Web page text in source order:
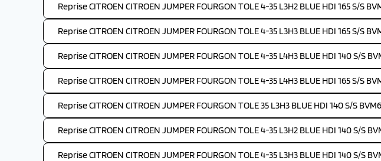
Reprise CITROEN CITROEN JUMPER FOURGON TOLE 4-35 L3H2 BLUE HDI 165 S/S
Reprise CITROEN CITROEN JUMPER FOURGON TOLE 4-35 L3H3 BLUE HDI 165 S/S
Reprise CITROEN CITROEN JUMPER FOURGON TOLE 4-35 L4H3 BLUE HDI 140 S/S
Reprise CITROEN CITROEN JUMPER FOURGON TOLE 4-35 L4H3 BLUE HDI 165 S/S
Reprise CITROEN CITROEN JUMPER FOURGON TOLE 35 L3H3 BLUE HDI 140 S/S BVM6
Reprise CITROEN CITROEN JUMPER FOURGON TOLE 4-35 L3H2 BLUE HDI 140 S/S
Reprise CITROEN CITROEN JUMPER FOURGON TOLE 4-35 L3H3 BLUE HDI 140 S/S